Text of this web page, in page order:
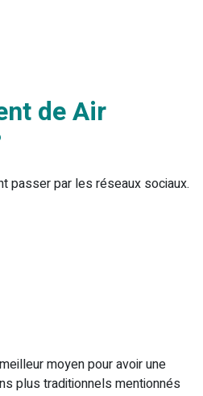
de Air
passer par les réseaux sociaux.
moyen pour avoir une
plus traditionnels mentionnés